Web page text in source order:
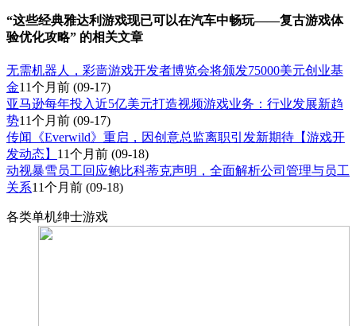
“这些经典雅达利游戏现已可以在汽车中畅玩——复古游戏体
验优化攻略” 的相关文章
无需机器人，彩啬游戏开发者博览会将颁发75000美元创业基
金11个月前 (09-17)
亚马逊每年投入近5亿美元打造视频游戏业务：行业发展新趋
势11个月前 (09-17)
传闻《Everwild》重启，因创意总监离职引发新期待【游戏开
发动态】 11个月前 (09-18)
动视暴雪员工回应鲍比科蒂克声明，全面解析公司管理与员工
关系11个月前 (09-18)
各类单机绅士游戏